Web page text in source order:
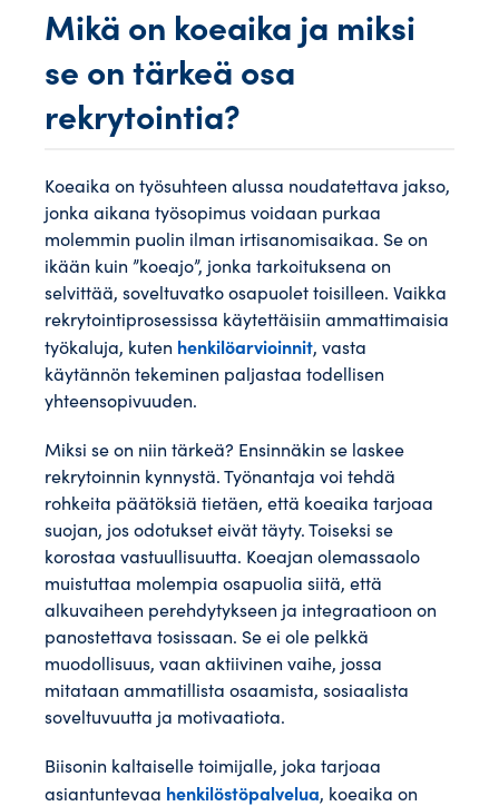
Mikä on koeaika ja miksi
se on tärkeä osa
rekrytointia?
Koeaika on työsuhteen alussa noudatettava jakso,
jonka aikana työsopimus voidaan purkaa
molemmin puolin ilman irtisanomisaikaa. Se on
ikään kuin ”koeajo”, jonka tarkoituksena on
selvittää, soveltuvatko osapuolet toisilleen. Vaikka
rekrytointiprosessissa käytettäisiin ammattimaisia
työkaluja, kuten henkilöarvioinnit, vasta
käytännön tekeminen paljastaa todellisen
yhteensopivuuden.
Miksi se on niin tärkeä? Ensinnäkin se laskee
rekrytoinnin kynnystä. Työnantaja voi tehdä
rohkeita päätöksiä tietäen, että koeaika tarjoaa
suojan, jos odotukset eivät täyty. Toiseksi se
korostaa vastuullisuutta. Koeajan olemassaolo
muistuttaa molempia osapuolia siitä, että
alkuvaiheen perehdytykseen ja integraatioon on
panostettava tosissaan. Se ei ole pelkkä
muodollisuus, vaan aktiivinen vaihe, jossa
mitataan ammatillista osaamista, sosiaalista
soveltuvuutta ja motivaatiota.
Biisonin kaltaiselle toimijalle, joka tarjoaa
asiantuntevaa henkilöstöpalvelua, koeaika on